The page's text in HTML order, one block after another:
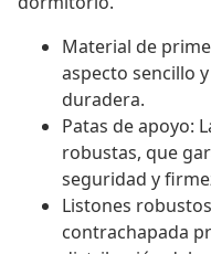
Material de
aspecto sencillo
duradera.
Patas de apoyo:
robustas, que
seguridad y
Listones
contrachapada